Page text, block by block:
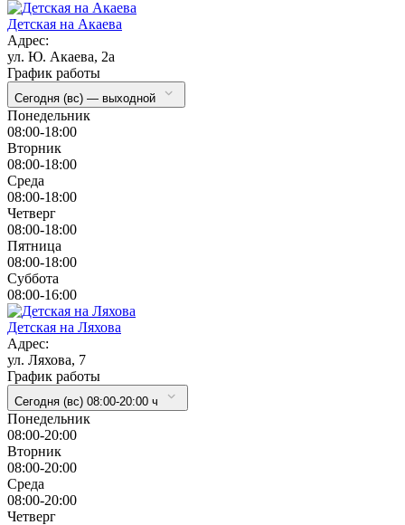
Детская на Акаева
Адрес:
ул. Ю. Акаева, 2а
График работы
Сегодня (вс) — выходной
Понедельник
08:00-18:00
Вторник
08:00-18:00
Cреда
08:00-18:00
Четверг
08:00-18:00
Пятница
08:00-18:00
Суббота
08:00-16:00
Детская на Ляхова
Адрес:
ул. Ляхова, 7
График работы
Сегодня (вс) 08:00-20:00 ч
Понедельник
08:00-20:00
Вторник
08:00-20:00
Cреда
08:00-20:00
Четверг